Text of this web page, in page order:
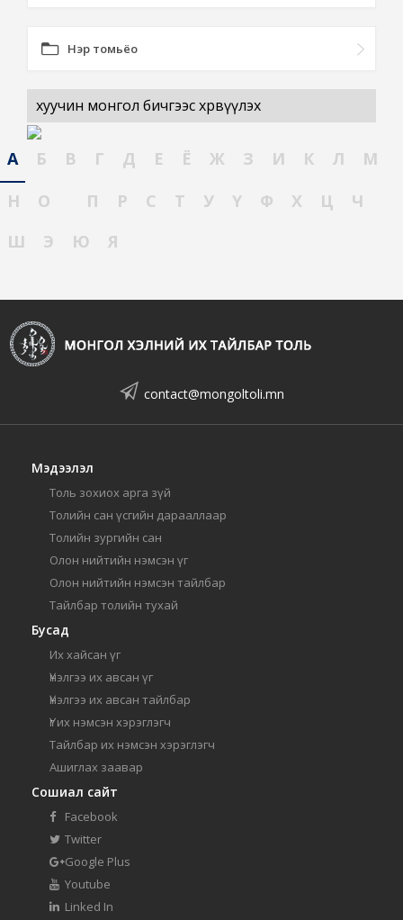
Нэр томьёо
хуучин монгол бичгээс хөрвүүлэх
А Б В Г Д Е Ё Ж З И К Л
М
Н
О П Р С Т У Ү Ф Х Ц
Ч
Ш
Э Ю Я
contact@mongoltoli.mn
Мэдээлэл
Толь зохиох арга зүй
Толийн сан үсгийн дарааллаар
Толийн зургийн сан
Олон нийтийн нэмсэн үг
Олон нийтийн нэмсэн тайлбар
Тайлбар толийн тухай
Бусад
Их хайсан үг
Үнэлгээ их авсан үг
Үнэлгээ их авсан тайлбар
Үг их нэмсэн хэрэглэгч
Тайлбар их нэмсэн хэрэглэгч
Ашиглах заавар
Сошиал сайт
Facebook
Twitter
Google Plus
Youtube
Linked In